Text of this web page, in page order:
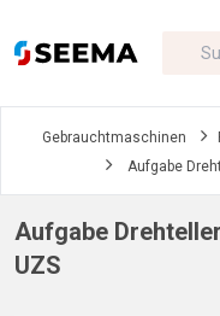
Gebrauchtmaschinen
Aufgabe
Aufgabe
UZS